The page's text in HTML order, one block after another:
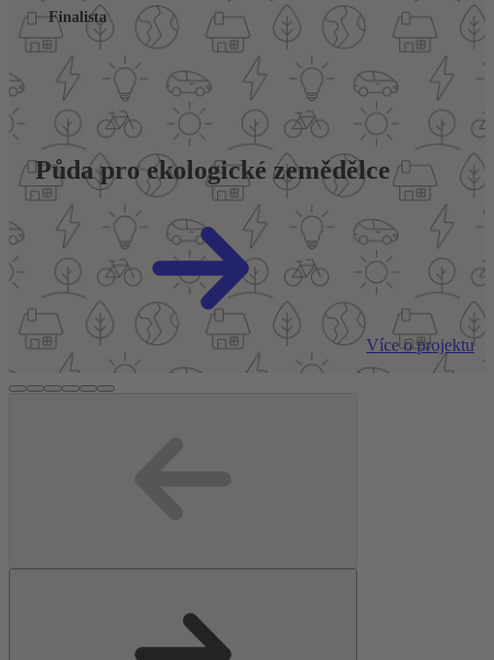
Finalista
Půda pro ekologické zemědělce
Více o projektu